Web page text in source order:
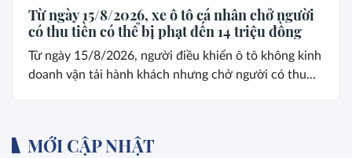
Từ ngày 15/8/2026, xe ô tô cá nhân chở người
có thu tiền có thể bị phạt đến 14 triệu đồng
Từ ngày 15/8/2026, người điều khiển ô tô không kinh
doanh vận tải hành khách nhưng chở người có thu...
MỚI CẬP NHẬT